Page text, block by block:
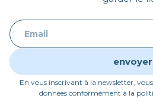
En vous inscrivant à la newsletter,
données conformément à la